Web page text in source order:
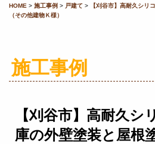
HOME > 施工事例 > 戸建て >
【刈谷市】高耐久シリ
（その他建物Ｋ様）
施工事例
【刈谷市】高耐久シ
庫の外壁塗装と屋根